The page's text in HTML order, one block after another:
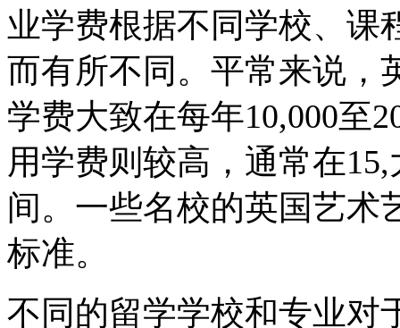
业学费根据不同学校、课
而有所不同。平常来说，
学费大致在每年10,000至
用学费则较高，通常在
间。一些名校的英国艺术
标准。
不同的留学学校和专业对